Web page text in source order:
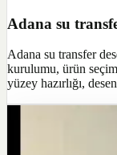
Adana su
Adana su transfer
kurulumu, ürün
yüzey hazırlığı,